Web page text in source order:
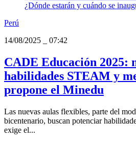
Perú
14/08/2025
07:42
CADE Educación 2025:
habilidades STEAM y
propone el Minedu
Las nuevas aulas flexibles, parte del
bicentenario, buscan potenciar
exige el...